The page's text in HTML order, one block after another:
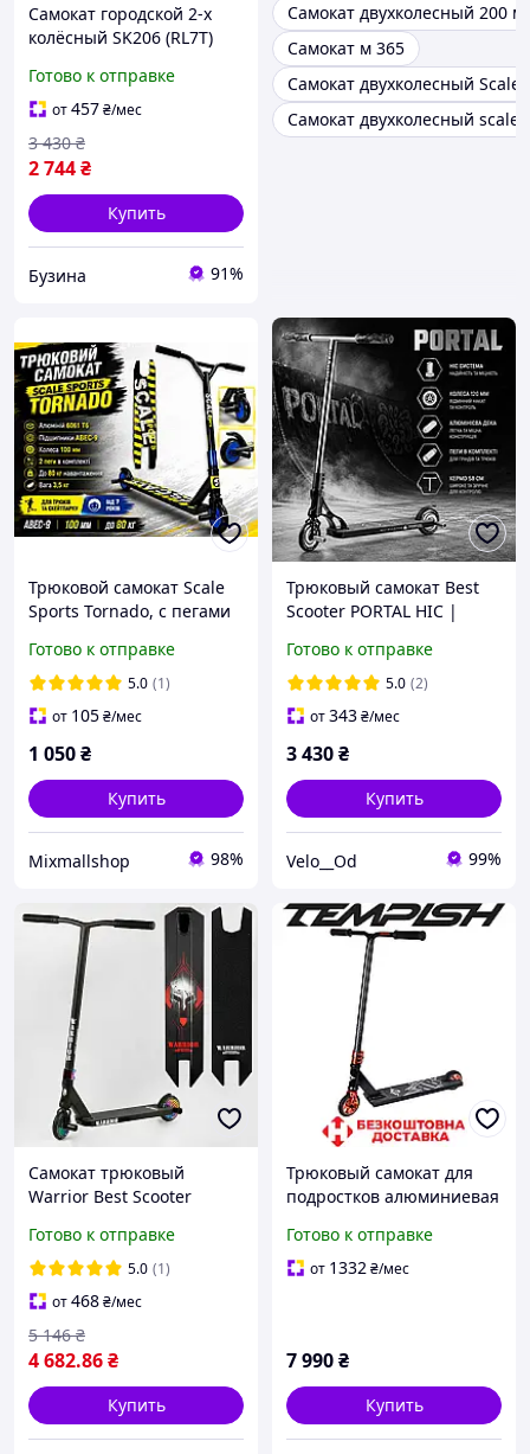
Самокат городской 2-х
колёсный SK206 (RL7T)
алюминиевый buzyna
Готово к отправке
от457₴/мес
2 744₴
3 430 ₴
Купить
Бузина 91%
Самокат двухколесный 200
Самокат м 365
Самокат двухколесный Scale
Самокат двухколесный scale
Трюковой самокат Scale
Sports Tornado, с пегами
скейтпарка, колеса 100
мм, ABEC-9, алюминиевая
дека Черный
Готово к отправке
5.0 (1)
от 105₴/мес
1 050₴
Купить
Mixmallshop 98%
Трюковый самокат Best
Scooter PORTAL HIC |
Алюминиевая дека | Пеги
в комплекте
Готово к отправке
5.0 (2)
от343₴/мес
3 430₴
Купить
Velo__Od 99%
Самокат трюковый
Warrior Best Scooter
мм, HIC-система, пеги,
алюминиевый диск и
дека,
Готово к отправке
5.0 (1)
от468₴/мес
4 682.86₴
5 146 ₴
Купить
Трюковый самокат для
подростков алюминиевая
мм 88А ABEC 9 нагрузка
100 кг вес 3,77 кг
Готово к отправке
от 1332₴/мес
7 990₴
Купить